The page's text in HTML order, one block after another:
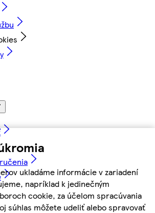
ukladáme informácie v zariadení
napríklad k jedinečným
cookie, za účelom spracúvania
súhlas môžete udeliť alebo spravovať